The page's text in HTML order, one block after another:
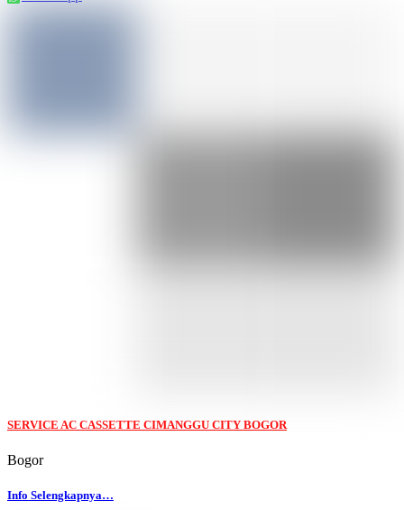
SERVICE AC CASSETTE CIMANGGU CITY BOGOR
Bogor
Info Selengkapnya…